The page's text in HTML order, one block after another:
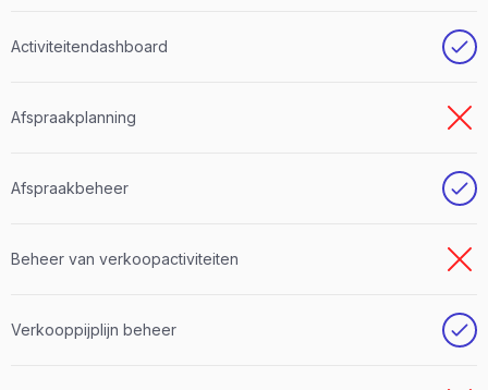
Activiteitendashboard
Afspraakplanning
Afspraakbeheer
Beheer van verkoopactiviteiten
Verkooppijplijn beheer